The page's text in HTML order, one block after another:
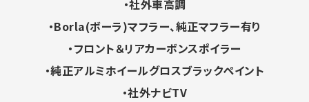
・社外車高調
・Borla(ボーラ)マフラー、純正マフラー有り
・フロント＆リアカーボンスポイラー
・純正アルミホイールグロスブラックペイント
・社外ナビTV